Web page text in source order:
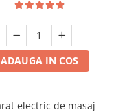
ADAUGA IN COS
electric de masaj